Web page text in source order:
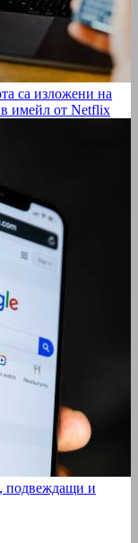
са изложени на
имейл от Netflix
подвеждащи и